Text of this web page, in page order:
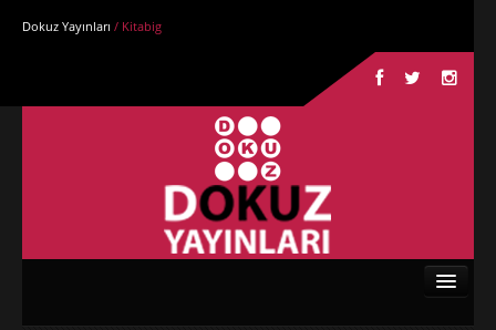
Dokuz Yayınları / Kitabig